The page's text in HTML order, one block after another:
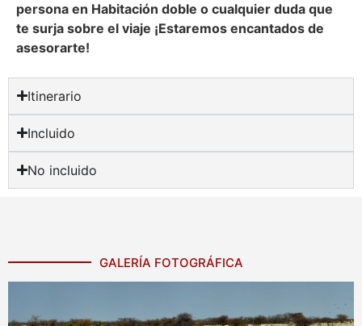
persona en Habitación doble o cualquier duda que
te surja sobre el viaje ¡Estaremos encantados de
asesorarte!
Itinerario
Incluido
No incluido
GALERÍA FOTOGRÁFICA